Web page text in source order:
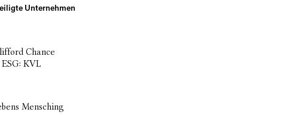
Unternehmen
Chance
KVL
Mensching